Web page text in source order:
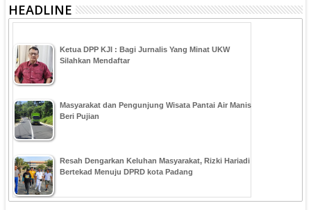
HEADLINE
Ketua DPP KJI : Bagi Jurnalis Yang Minat UKW
Silahkan Mendaftar
Masyarakat dan Pengunjung Wisata Pantai Air Manis
Beri Pujian
Resah Dengarkan Keluhan Masyarakat, Rizki Hariadi
Bertekad Menuju DPRD kota Padang